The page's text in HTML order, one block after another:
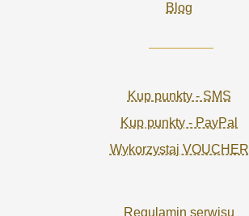
Blog
Kup punkty - SMS
Kup punkty - PayPal
Wykorzystaj VOUCHER
Regulamin serwisu